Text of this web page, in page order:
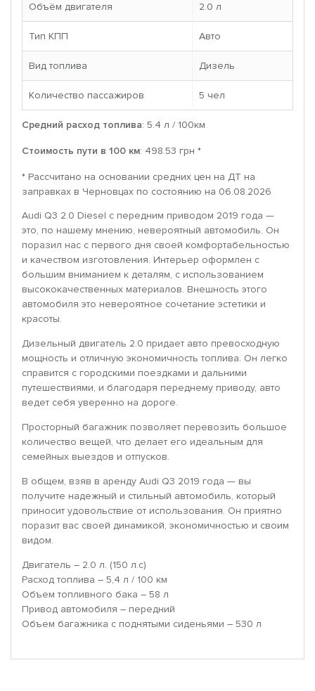
Объём двигателя 2.0 л
Тип КПП Авто
Вид топлива Дизель
Количество пассажиров 5 чел
Средний расход топлива: 5.4 л / 100км
Стоимость пути в 100 км: 498.53 грн *
* Рассчитано на основании средних цен на ДТ на
заправках в Черновцах по состоянию на 06.08.2026
Audi Q3 2.0 Diesel с передним приводом 2019 года —
это, по нашему мнению, невероятный автомобиль. Он
поразил нас с первого дня своей комфортабельностью
и качеством изготовления. Интерьер оформлен с
большим вниманием к деталям, с использованием
высококачественных материалов. Внешность этого
автомобиля это невероятное сочетание эстетики и
красоты.
Дизельный двигатель 2.0 придает авто превосходную
мощность и отличную экономичность топлива. Он легко
справится с городскими поездками и дальними
путешествиями, и благодаря переднему приводу, авто
ведет себя уверенно на дороге.
Просторный багажник позволяет перевозить большое
количество вещей, что делает его идеальным для
семейных выездов и отпусков.
В общем, взяв в аренду Audi Q3 2019 года — вы
получите надежный и стильный автомобиль, который
приносит удовольствие от использования. Он приятно
поразит вас своей динамикой, экономичностью и своим
видом.
Двигатель – 2.0 л. (150 л.с)
Расход топлива – 5,4 л / 100 км
Объем топливного бака – 58 л
Привод автомобиля – передний
Объем багажника с поднятыми сиденьями – 530 л